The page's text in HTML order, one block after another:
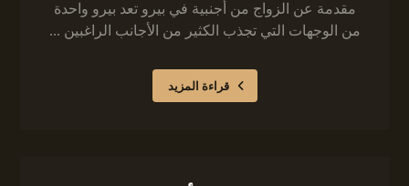
مقدمة عن الزواج من أجنبية في بيرو تعد بيرو واحدة
من الوجهات التي تجذب الكثير من الأجانب الراغبين ...
قراءة المزيد